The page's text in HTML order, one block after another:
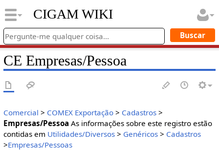
CIGAM WIKI
CE Empresas/Pessoa
Comercial > COMEX Exportação> Cadastros>
Empresas/Pessoa As informações sobre este registro estão
contidas em Utilidades/Diversos> Genéricos> Cadastros
>Empresas/Pessoas